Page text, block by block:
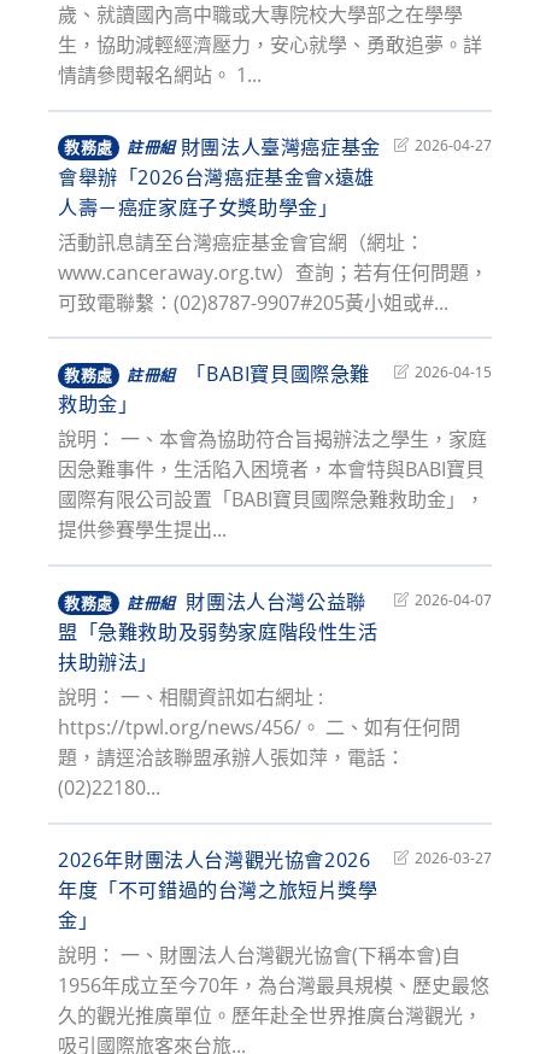
歲、就讀國內高中職或大專院校大學部之在學學
生，協助減輕經濟壓力，安心就學、勇敢追夢。詳
情請參閱報名網站。 1...
教務處 註冊組 財團法人臺灣癌症基金
會舉辦「2026台灣癌症基金會x遠雄
人壽－癌症家庭子女獎助學金」
Post2026-04-27
活動訊息請至台灣癌症基金會官網（網址：
www.canceraway.org.tw）查詢；若有任何問題，
可致電聯繫：(02)8787-9907#205黃小姐或#...
教務處 註冊組
「BABI寶貝國際急難
救助金」
Post
modified:
2026-04-15
說明： 一、本會為協助符合旨揭辦法之學生，家庭
因急難事件，生活陷入困境者，本會特與BABI寶貝
國際有限公司設置「BABI寶貝國際急難救助金」，
提供參賽學生提出...
教務處 註冊組 財團法人台灣公益聯
盟「急難救助及弱勢家庭階段性生活
扶助辦法」
Post2026-04-07
說明： 一、相關資訊如右網址 :
https://tpwl.org/news/456/。 二、如有任何問
題，請逕洽該聯盟承辦人張如萍，電話：
(02)22180...
2026年財團法人台灣觀光協會2026
年度「不可錯過的台灣之旅短片獎學
金」
Post2026-03-27
說明： 一、財團法人台灣觀光協會(下稱本會)自
1956年成立至今70年，為台灣最具規模、歷史最悠
久的觀光推廣單位。歷年赴全世界推廣台灣觀光，
吸引國際旅客來台旅...